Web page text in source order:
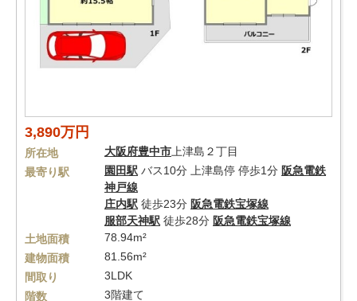
3,890万円
所在地 大阪府豊中市 上津島２丁目
最寄り駅
園田駅 バス10分 上津島停 停歩1分 阪急電鉄
神戸線
庄内駅 徒歩23分 阪急電鉄宝塚線
服部天神駅 徒歩28分 阪急電鉄宝塚線
土地面積
78.94m²
建物面積
81.56m²
間取り
3LDK
階数
3階建て